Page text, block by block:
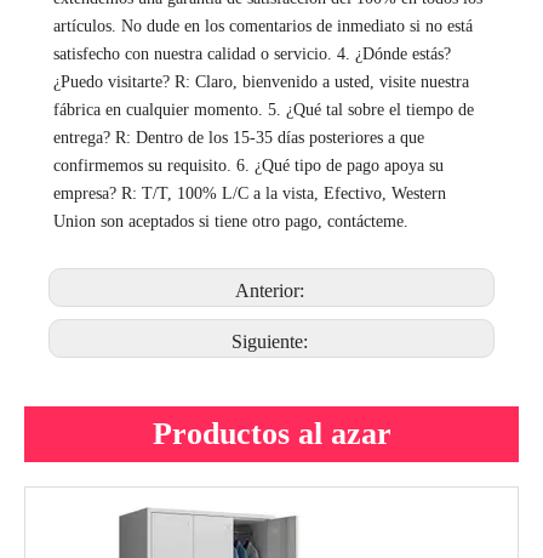
artículos. No dude en los comentarios de inmediato si no está
satisfecho con nuestra calidad o servicio. 4. ¿Dónde estás?
¿Puedo visitarte? R: Claro, bienvenido a usted, visite nuestra
fábrica en cualquier momento. 5. ¿Qué tal sobre el tiempo de
entrega? R: Dentro de los 15-35 días posteriores a que
confirmemos su requisito. 6. ¿Qué tipo de pago apoya su
empresa? R: T/T, 100% L/C a la vista, Efectivo, Western
Union son aceptados si tiene otro pago, contácteme.
Anterior:
Siguiente:
Productos al azar